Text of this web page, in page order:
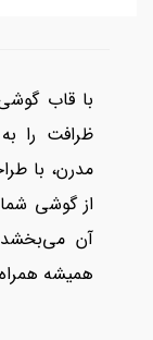
با قاب
ظرافت را
مدرن، با
از گوشی
آن
همیشه